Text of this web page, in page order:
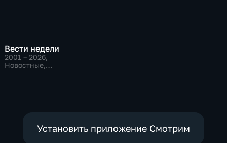
Вести недели
2001 – 2026,
Новостные,
Установить приложение Смотрим